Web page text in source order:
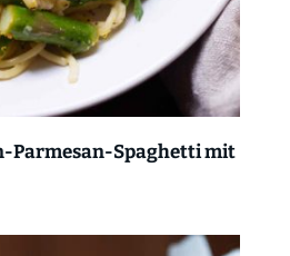
Parmesan-Spaghetti mit